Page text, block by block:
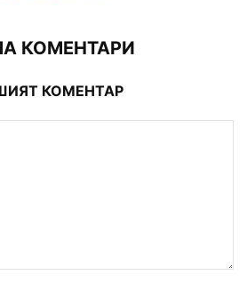
КОМЕНТАРИ
КОМЕНТАР